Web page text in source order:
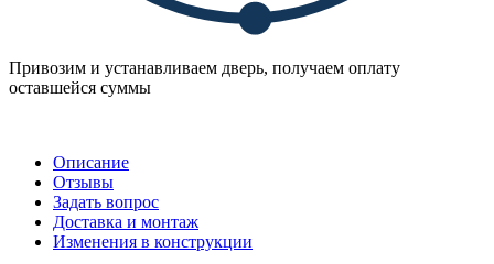
Привозим и устанавливаем дверь, получаем оплату
оставшейся суммы
Описание
Отзывы
Задать вопрос
Доставка и монтаж
Изменения в конструкции